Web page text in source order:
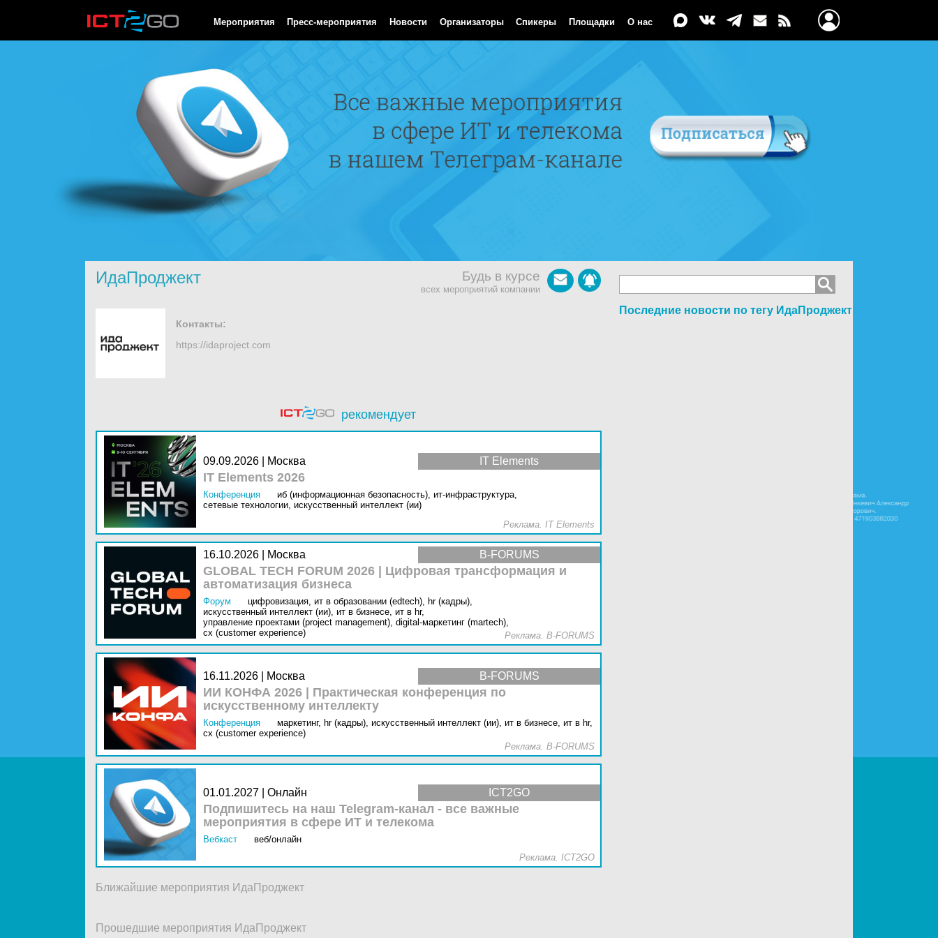
Мероприятия Пресс-мероприятия Новости Организаторы Спикеры Площадки О нас
ИдаПроджект Будь в курсе
всех мероприятий компании
Контакты:
https://idaproject.com
рекомендует
IT Elements
09.09.2026 | Москва
IT Elements 2026
Конференция иб (информационная безопасность), ит-инфраструктура,
сетевые технологии, искусственный интеллект (ии)
Реклама. IT Elements
B-FORUMS
16.10.2026 | Москва
GLOBAL TECH FORUM 2026 | Цифровая трансформация и
автоматизация бизнеса
Форум цифровизация, ит в образовании (edtech), hr (кадры),
искусственный интеллект (ии), ит в бизнесе, ит в hr,
управление проектами (project management), digital-маркетинг (martech),
cx (customer experience)
Реклама. B-FORUMS
B-FORUMS
16.11.2026 | Москва
ИИ КОНФА 2026 | Практическая конференция по
искусственному интеллекту
Конференция маркетинг, hr (кадры), искусственный интеллект (ии), ит в бизнесе, ит в hr,
cx (customer experience)
Реклама. B-FORUMS
ICT2GO
01.01.2027 | Онлайн
Подпишитесь на наш Telegram-канал - все важные
мероприятия в сфере ИТ и телекома
Вебкаст
веб/онлайн
Реклама. ICT2GO
Ближайшие мероприятия ИдаПроджект
Прошедшие мероприятия ИдаПроджект
Последние новости по тегу ИдаПроджект